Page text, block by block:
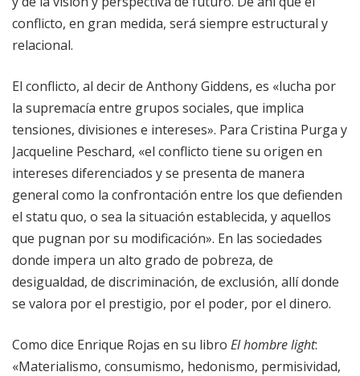
conflicto, en gran medida, será siempre estructural y
relacional.
El conflicto, al decir de Anthony Giddens, es «lucha por
la supremacía entre grupos sociales, que implica
tensiones, divisiones e intereses». Para Cristina Purga y
Jacqueline Peschard, «el conflicto tiene su origen en
intereses diferenciados y se presenta de manera
general como la confrontación entre los que defienden
el statu quo, o sea la situación establecida, y aquellos
que pugnan por su modificación». En las sociedades
donde impera un alto grado de pobreza, de
desigualdad, de discriminación, de exclusión, allí donde
se valora por el prestigio, por el poder, por el dinero.
Como dice Enrique Rojas en su libro El hombre light:
«Materialismo, consumismo, hedonismo, permisividad,